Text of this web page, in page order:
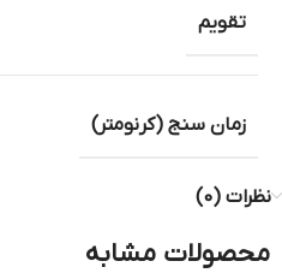
تقویم
زمان سنج (کرنومتر)
نظرات (0)
محصولات مشابه